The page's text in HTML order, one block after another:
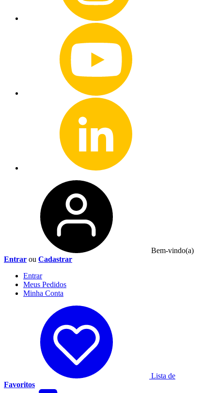
Bem-vindo(a)
Entrar ou Cadastrar
Entrar
Meus Pedidos
Minha Conta
Lista de
Favoritos